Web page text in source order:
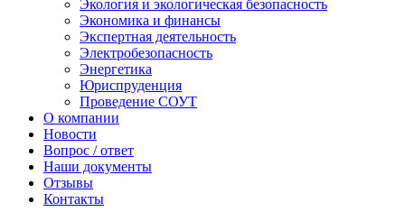
Экология и экологическая безопасность
Экономика и финансы
Экспертная деятельность
Электробезопасность
Энергетика
Юриспруденция
Проведение СОУТ
О компании
Новости
Вопрос / ответ
Наши документы
Отзывы
Контакты